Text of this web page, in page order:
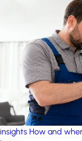
insights How and